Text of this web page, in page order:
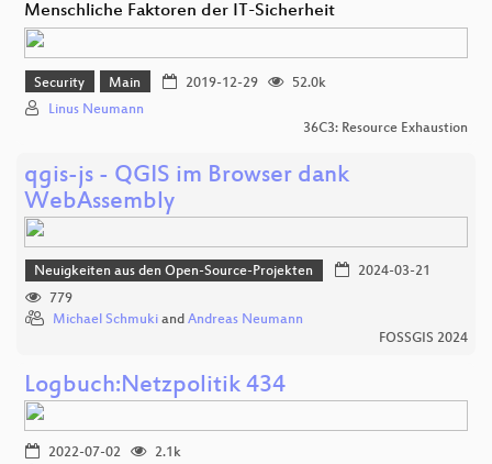
Menschliche Faktoren der IT-Sicherheit
Security Main 2019-12-29
52.0k
Linus Neumann
36C3: Resource Exhaustion
qgis-js - QGIS im Browser dank
WebAssembly
Neuigkeiten aus den Open-Source-Projekten
2024-03-21
779
Michael Schmuki and Andreas Neumann
FOSSGIS 2024
Logbuch:Netzpolitik 434
2022-07-02
2.1k